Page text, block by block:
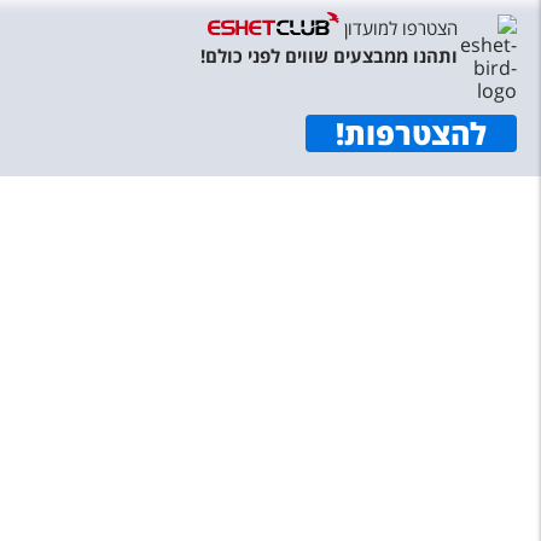
טיסות לחו"ל
מלונות בחו"ל
קרוז
הצטרפו למועדון
ותהנו ממבצעים שווים לפני כולם!
להצטרפות!